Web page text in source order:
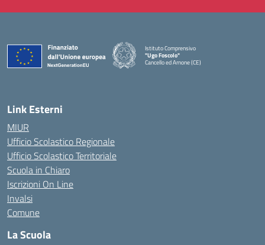
Istituto Comprensivo
"Ugo Foscolo"
Cancello ed Arnone (CE)
Link Esterni
MIUR
Ufficio Scolastico Regionale
Ufficio Scolastico Territoriale
Scuola in Chiaro
Iscrizioni On Line
Invalsi
Comune
La Scuola